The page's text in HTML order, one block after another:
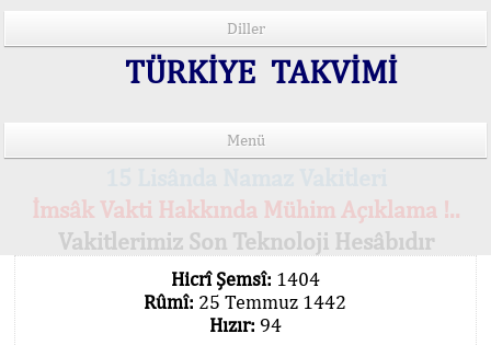
Diller
TÜRKİYE TAKVİMİ
Menü
İmsâk Vakti Hakkında Mühim Açıklama !..
Vakitlerimiz Son Teknoloji Hesâbıdır
Hicrî Şemsî: 1404
Rûmî: 25 Temmuz 1442
Hızır: 94